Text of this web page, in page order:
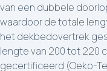
van een dubbele
waardoor de totale
het dekbedovertrek
lengte van 200 tot 220
gecertificeerd (Oeko-